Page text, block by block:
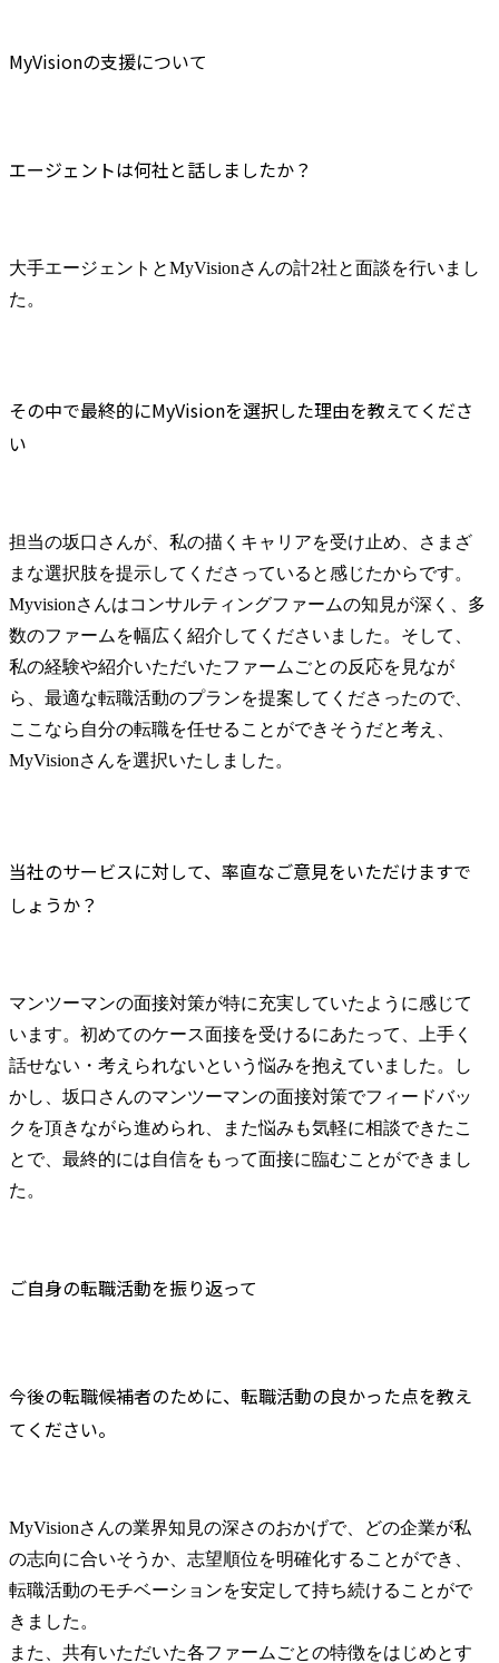
MyVisionの支援について
エージェントは何社と話しましたか？
大手エージェントとMyVisionさんの計2社と面談を行いまし
た。
その中で最終的にMyVisionを選択した理由を教えてくださ
い
担当の坂口さんが、私の描くキャリアを受け止め、さまざ
まな選択肢を提示してくださっていると感じたからです。
Myvisionさんはコンサルティングファームの知見が深く、多
数のファームを幅広く紹介してくださいました。そして、
私の経験や紹介いただいたファームごとの反応を見なが
ら、最適な転職活動のプランを提案してくださったので、
ここなら自分の転職を任せることができそうだと考え、
MyVisionさんを選択いたしました。
当社のサービスに対して、率直なご意見をいただけますで
しょうか？
マンツーマンの面接対策が特に充実していたように感じて
います。初めてのケース面接を受けるにあたって、上手く
話せない・考えられないという悩みを抱えていました。し
かし、坂口さんのマンツーマンの面接対策でフィードバッ
クを頂きながら進められ、また悩みも気軽に相談できたこ
とで、最終的には自信をもって面接に臨むことができまし
た。
ご自身の転職活動を振り返って
今後の転職候補者のために、転職活動の良かった点を教え
てください。
MyVisionさんの業界知見の深さのおかげで、どの企業が私
の志向に合いそうか、志望順位を明確化することができ、
転職活動のモチベーションを安定して持ち続けることがで
きました。
また、共有いただいた各ファームごとの特徴をはじめとす